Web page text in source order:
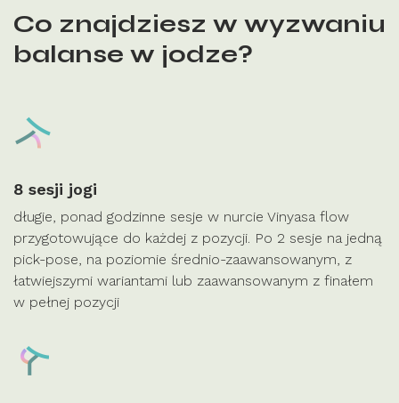
Co znajdziesz w wyzwaniu
balanse w jodze?
8 sesji jogi
długie, ponad godzinne sesje w nurcie Vinyasa flow
przygotowujące do każdej z pozycji. Po 2 sesje na jedną
pick-pose, na poziomie średnio-zaawansowanym, z
łatwiejszymi wariantami lub zaawansowanym z finałem
w pełnej pozycji